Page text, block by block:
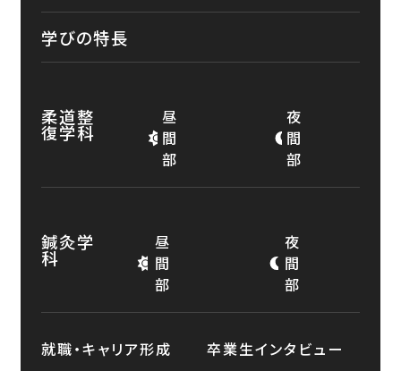
学びの特長
柔道整
復学科
昼
間
部
夜
間
部
鍼灸学
科
昼
間
部
夜
間
部
就職・キャリア形成
卒業生インタビュー